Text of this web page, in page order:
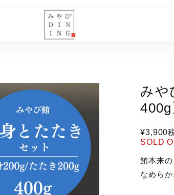
みや
400g
¥3,900
SOLD
鮪本来の
なめら